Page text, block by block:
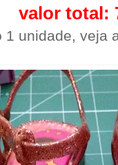
valor total:
1 unidade, veja